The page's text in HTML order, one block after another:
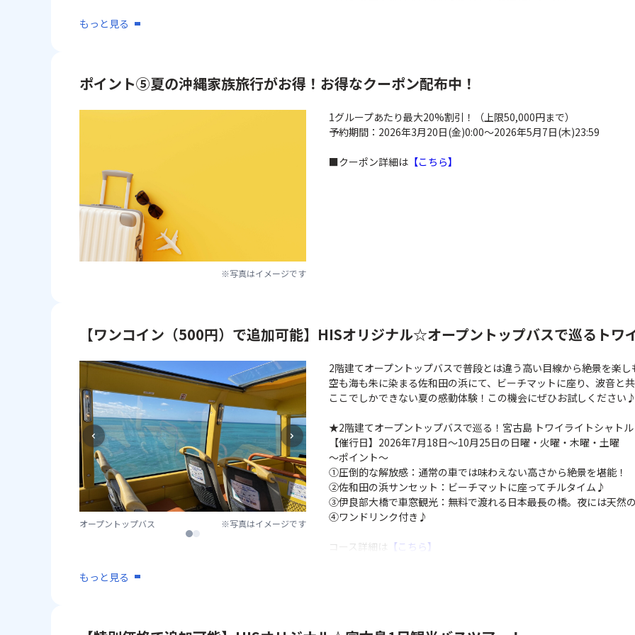
い。
※除外日：8/9～16
※ホテル選択画面にて選択しない場合、通常チェックアウト時間に
※チェックアウト日の前日にあたるホテル選択の際、対象客室の選択
もっと見る
ポイント⑤夏の沖縄家族旅行がお得！お得なクーポン配布中！
※写真はイメージです
1グループあたり最大20%割引！（上限50,000円まで）
予約期間：2026年3月20日(金)0:00～2026年5月7日(木)23:59
■クーポン詳細は 【こちら】
【ワンコイン（500円）で追加可能】HISオリジナル☆オープントップバスで巡るトワ
オープントップバス ※写真はイメージです
2階建てオープントップバスで普段とは違う高い目線から絶景を楽し
空も海も朱に染まる佐和田の浜にて、ビーチマットに座り、波音と
ここでしかできない夏の感動体験！この機会にぜひお試しください♪
★2階建てオープントップバスで巡る！宮古島 トワイライトシャトル
【催行日】2026年7月18日〜10月25日の日曜・火曜・木曜・土曜
～ポイント～
①圧倒的な解放感：通常の車では味わえない高さから絶景を堪能！
②佐和田の浜サンセット：ビーチマットに座ってチルタイム♪
③伊良部大橋で車窓観光：無料で渡れる日本最長の橋。夜には天然
④ワンドリンク付き♪
コース詳細は 【こちら】
もっと見る